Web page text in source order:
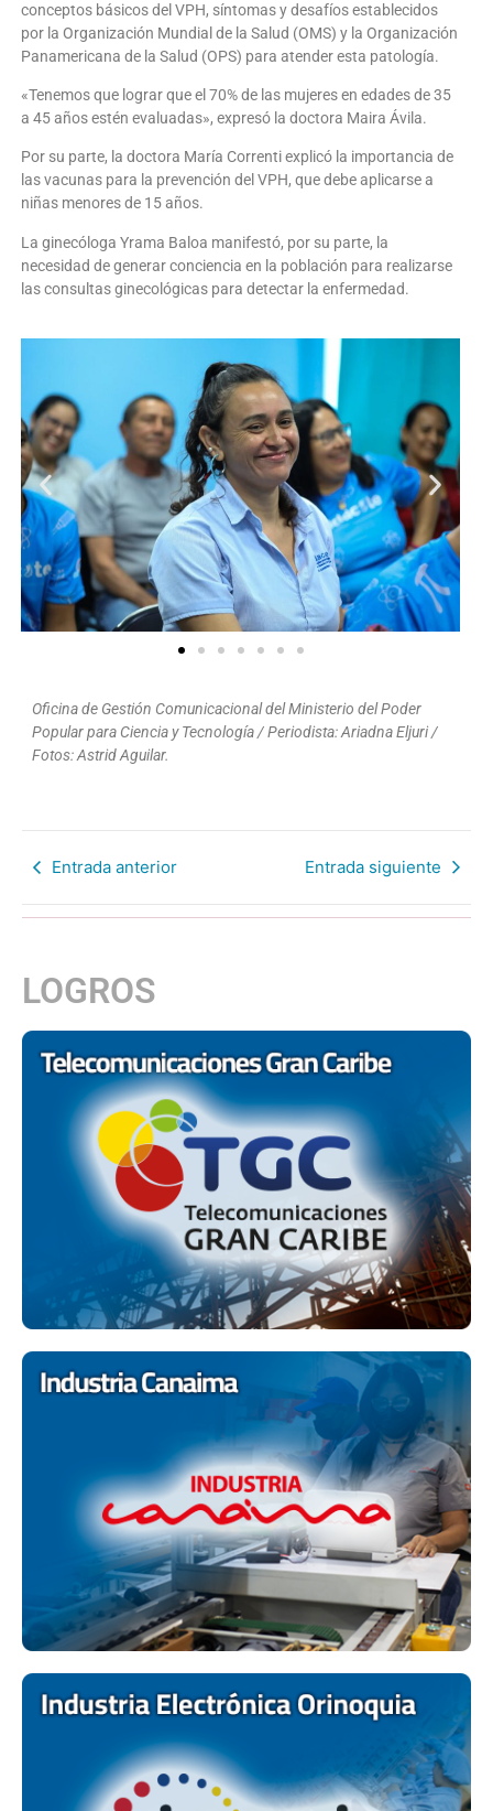
conceptos básicos del VPH, síntomas y desafíos establecidos
por la Organización Mundial de la Salud (OMS) y la Organización
Panamericana de la Salud (OPS) para atender esta patología.
«Tenemos que lograr que el 70% de las mujeres en edades de 35
a 45 años estén evaluadas», expresó la doctora Maira Ávila.
Por su parte, la doctora María Correnti explicó la importancia de
las vacunas para la prevención del VPH, que debe aplicarse a
niñas menores de 15 años.
La ginecóloga Yrama Baloa manifestó, por su parte, la
necesidad de generar conciencia en la población para realizarse
las consultas ginecológicas para detectar la enfermedad.
Oficina de Gestión Comunicacional del Ministerio del Poder
Popular para Ciencia y Tecnología / Periodista: Ariadna Eljuri /
Fotos: Astrid Aguilar.
Entrada anterior Entrada siguiente
LOGROS